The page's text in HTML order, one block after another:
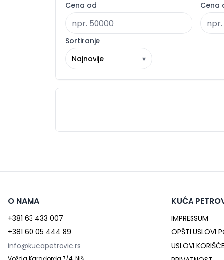
Cena od Cena
Sortiranje
Najnovije
▾
O NAMA
+381 63 433 007
+381 60 05 444 89
info@kucapetrovic.rs
Vožda Karađorđa 7/4, Niš
KUĆA
IMPRESSUM
OPŠTI USLOVI
USLOVI